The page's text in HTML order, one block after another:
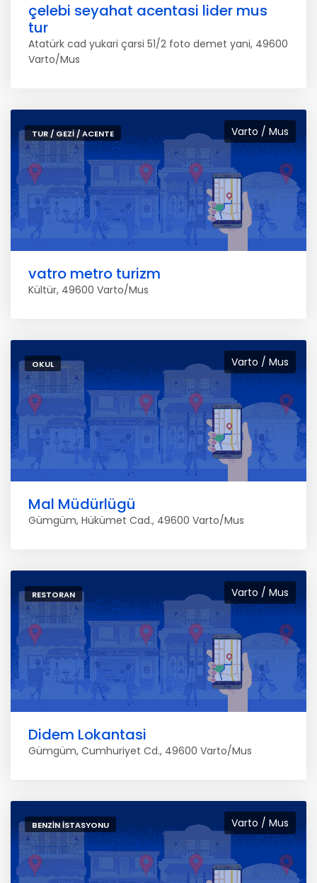
çelebi seyahat acentasi lider mus
tur
Atatürk cad yukari çarsi 51/2 foto demet yani, 49600
Varto/Mus
Varto / Mus
TUR / GEZI / ACENTE
vatro metro turizm
Kültür, 49600 Varto/Mus
Varto / Mus
OKUL
Mal Müdürlügü
Gümgüm, Hükümet Cad., 49600 Varto/Mus
Varto / Mus
RESTORAN
Didem Lokantasi
Gümgüm, Cumhuriyet Cd., 49600 Varto/Mus
Varto / Mus
BENZIN İSTASYONU